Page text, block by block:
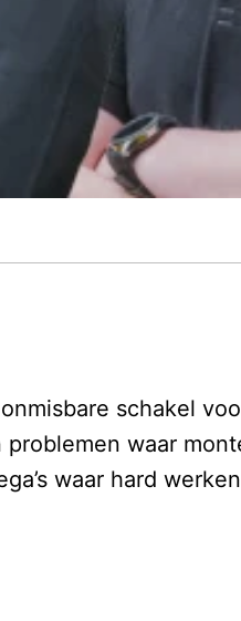
schakel
waar
waar hard